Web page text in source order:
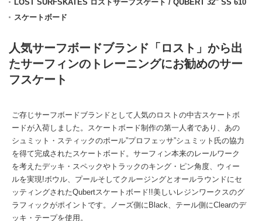
LOST SURFSKATES ロストサーフスケート / QUBERT 32″ SS 610
スケートボード
人気サーフボードブランド「ロスト」から出
たサーフィンのトレーニングにお勧めのサー
フスケート
ご存じサーフボードブランドとして人気のロストの中古スケートボ
ードが入荷しました。スケートボード制作の第一人者であり、あの
シュミット・スティックのポール”プロフェッサ”シュミット氏の協力
を得て完成されたスケートボード。サーフィン本来のレールワーク
を考えたデッキ・スペックやトラックのキング・ピン角度、ウィー
ルを実現!ボウル、プールそしてクルージングとオールラウンドにセ
ッティングされたQubertスケートボード!!美しいレジンワークスのグ
ラフィックがポイントです。ノーズ側にBlack、テール側にClearのデ
ッキ・テープを使用。